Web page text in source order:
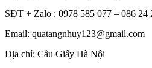
SĐT + Zalo : 0978 585 077 – 086 24
Email: quatangnhuy123@gmail.com
Địa chỉ: Cầu Giấy Hà Nội